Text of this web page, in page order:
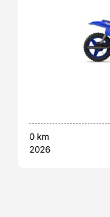
0 km
2026